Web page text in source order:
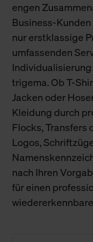
engen
Business-
nur erstklassige
umfassenden
trigema. Ob T-
Jacken oder
Kleidung durch
Flocks, Transfers
Logos,
nach Ihren
für einen